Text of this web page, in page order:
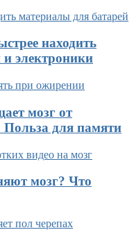
находить
электроники
мозг от
Польза для памяти
мозг? Что